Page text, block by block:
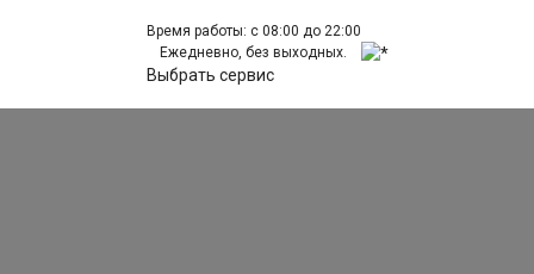
Время работы: с 08:00 до 22:00
Ежедневно, без выходных.
Выбрать сервис